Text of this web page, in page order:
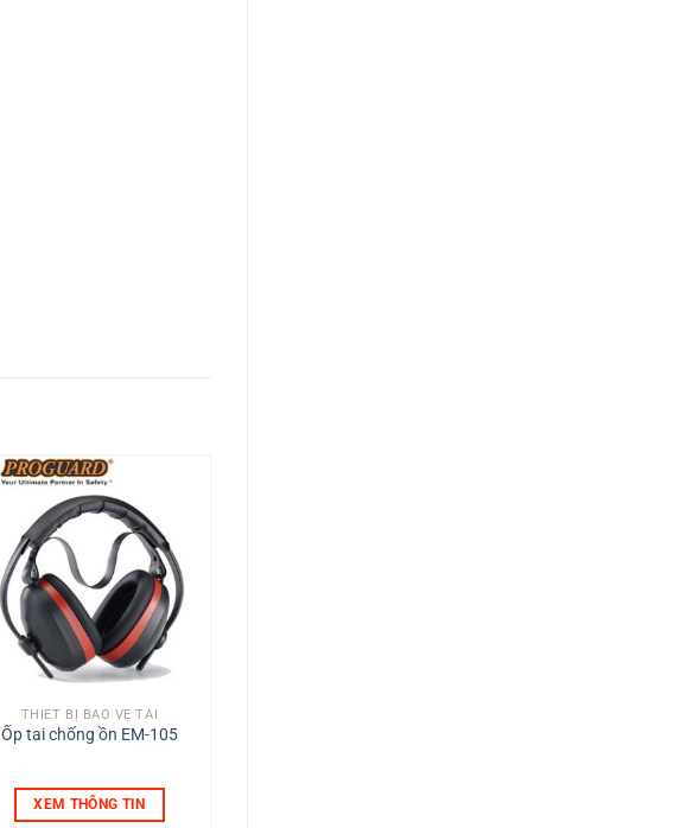
THIẾT BỊ BẢO VỆ TAI
Ốp tai chống ồn EM-105
XEM THÔNG TIN